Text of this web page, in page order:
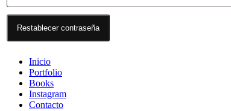
Restablecer contraseña
Inicio
Portfolio
Books
Instagram
Contacto